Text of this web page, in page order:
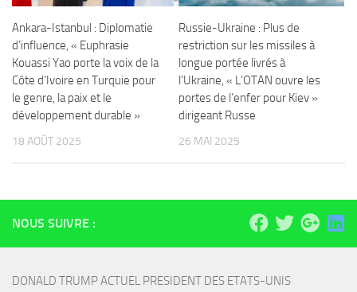
Ankara-Istanbul : Diplomatie
d’influence, « Euphrasie
Kouassi Yao porte la voix de la
Côte d’Ivoire en Turquie pour
le genre, la paix et le
développement durable »
18 AOÛT 2025
Russie-Ukraine : Plus de
restriction sur les missiles à
longue portée livrés à
l’Ukraine, « L’OTAN ouvre les
portes de l’enfer pour Kiev »
dirigeant Russe
26 MAI 2025
NOUS SUIVRE :
DONALD TRUMP ACTUEL PRESIDENT DES ETATS-UNIS